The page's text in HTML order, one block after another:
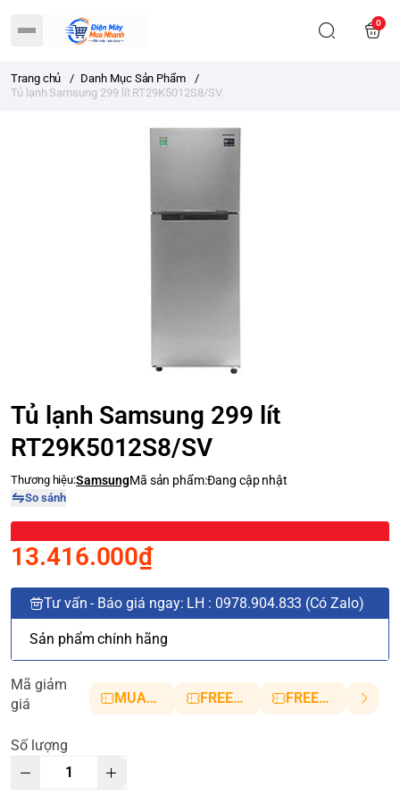
0
Trang chủ / Danh Mục Sản Phẩm
/
Tủ lạnh Samsung 299 lít RT29K5012S8/SV
Tủ lạnh Samsung 299 lít
RT29K5012S8/SV
Thương hiệu:SamsungMã sản phẩm:Đang cập nhật
So sánh
13.416.000₫
Tư vấn - Báo giá ngay: LH : 0978.904.833 (Có Zalo)
Sản phẩm chính hãng
Mã giảm
giá
MUANHANH01 FREESHIP5 FREESHIP10
Số lượng